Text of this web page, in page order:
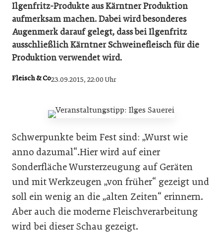
Ilgenfritz-Produkte aus Kärntner Produktion
aufmerksam machen. Dabei wird besonderes
Augenmerk darauf gelegt, dass bei Ilgenfritz
ausschließlich Kärntner Schweinefleisch für die
Produktion verwendet wird.
Fleisch & Co23.09.2015, 22:00 Uhr
Schwerpunkte beim Fest sind: „Wurst wie
anno dazumal“.Hier wird auf einer
Sonderfläche Wursterzeugung auf Geräten
und mit Werkzeugen „von früher“ gezeigt und
soll ein wenig an die „alten Zeiten“ erinnern.
Aber auch die moderne Fleischverarbeitung
wird bei dieser Schau gezeigt.